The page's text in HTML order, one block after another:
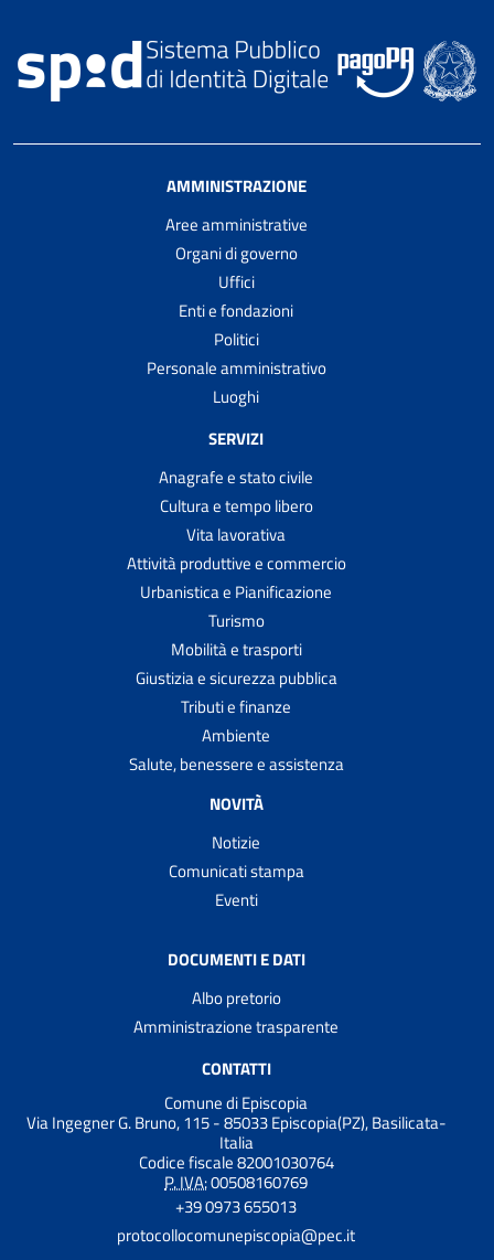
AMMINISTRAZIONE
Aree amministrative
Organi di governo
Uffici
Enti e fondazioni
Politici
Personale amministrativo
Luoghi
SERVIZI
Anagrafe e stato civile
Cultura e tempo libero
Vita lavorativa
Attività produttive e commercio
Urbanistica e Pianificazione
Turismo
Mobilità e trasporti
Giustizia e sicurezza pubblica
Tributi e finanze
Ambiente
Salute, benessere e assistenza
NOVITÀ
Notizie
Comunicati stampa
Eventi
DOCUMENTI E DATI
Albo pretorio
Amministrazione trasparente
CONTATTI
Comune di Episcopia
Via Ingegner G. Bruno, 115 - 85033 Episcopia(PZ), Basilicata-
Italia
Codice fiscale 82001030764
P. IVA:00508160769
+39 0973 655013
protocollocomunepiscopia@pec.it